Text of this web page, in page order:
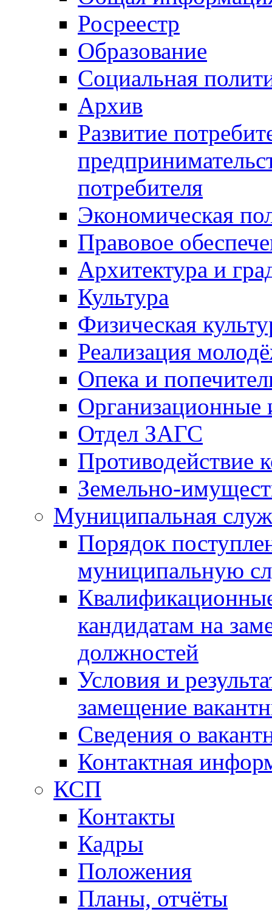
Росреестр
Образование
Социальная
Архив
Развитие
потребителя
Экономическая
Правовое
Архитектура и
Культура
Физическая
Реализация
Опека и
Отдел ЗАГС
Противодействие
Земельно-
Муниципальная
Порядок
муниципальную
кандидатам на
должностей
Условия и
замещение
Сведения о
Контактная
КСП
Контакты
Кадры
Положения
Планы, отчёты